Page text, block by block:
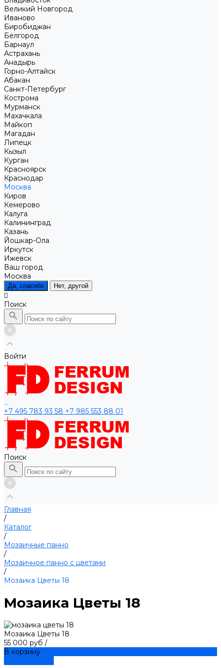
Великий Новгород
Иваново
Биробиджан
Белгород
Барнаул
Астрахань
Анадырь
Горно-Алтайск
Абакан
Санкт-Петербург
Кострома
Мурманск
Махачкала
Майкоп
Магадан
Липецк
Кызыл
Курган
Красноярск
Краснодар
Москва
Киров
Кемерово
Калуга
Калининград
Казань
Йошкар-Ола
Иркутск
Ижевск
Ваш город
Москва
Да, спасибо Нет, другой
Поиск
Войти
...
+7 495 783 93 58 +7 985 553 88 01
Поиск
Главная
/
Каталог
/
Мозаичные панно
/
Мозаичное панно с цветами
/
Мозаика Цветы 18
Мозаика Цветы 18
Мозаика Цветы 18
55 000 руб /
В корзину